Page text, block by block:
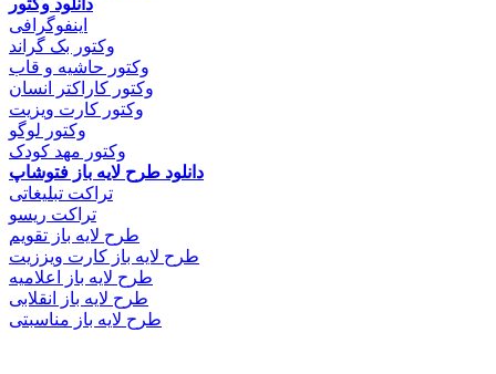
اینفوگرافی
وکتور بک گراند
وکتور حاشیه و قاب
وکتور کاراکتر انسان
وکتور کارت ویزیت
وکتور لوگو
وکتور مهد کودک
دانلود طرح لایه باز فتوشاپ
تراکت تبلیغاتی
تراکت ریسو
طرح لایه باز تقویم
طرح لایه باز کارت ویززیت
طرح لایه باز اعلامیه
طرح لایه باز انقلابی
طرح لایه باز مناسبتی